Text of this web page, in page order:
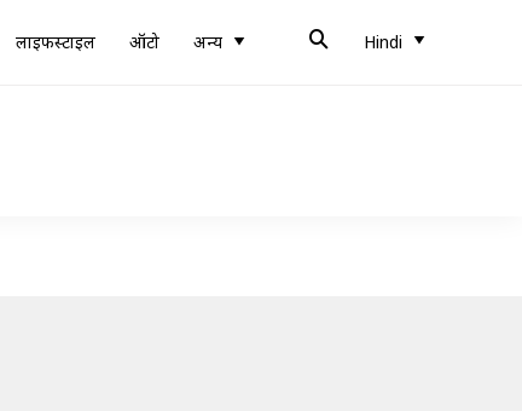
लाइफस्टाइल ऑटो अन्य Hindi